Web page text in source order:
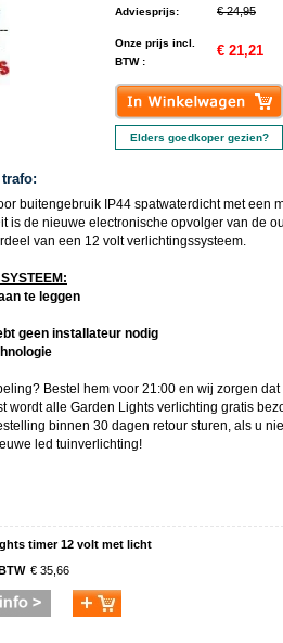
Adviesprijs: € 24,95
Onze prijs incl.
BTW :
€ 21,21
Elders goedkoper gezien?
buitengebruik IP44 spatwaterdicht met een
is de nieuwe electronische opvolger van de
van een 12 volt verlichtingssysteem.
te leggen
geen installateur nodig
? Bestel hem voor 21:00 en wij zorgen
wordt alle Garden Lights verlichting gratis
binnen 30 dagen retour sturen, als u
led tuinverlichting!
timer 12 volt met licht
€ 35,66